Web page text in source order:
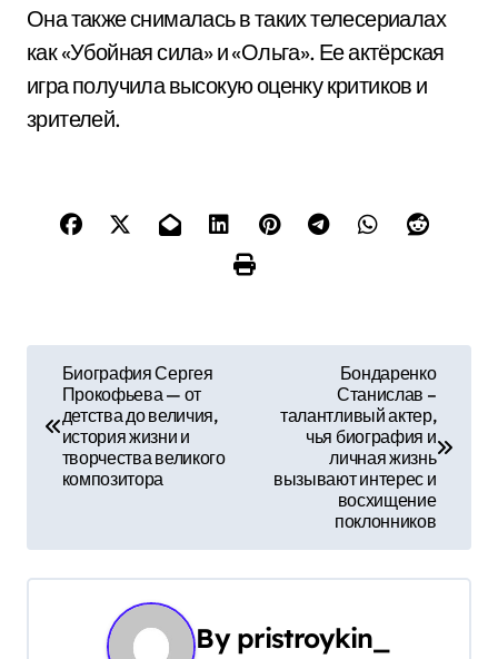
Она также снималась в таких телесериалах
как «Убойная сила» и «Ольга». Ее актёрская
игра получила высокую оценку критиков и
зрителей.
г
а
Биография Сергея
Прокофьева — от
детства до величия,
история жизни и
творчества великого
композитора
Бондаренко
Станислав –
талантливый актер,
чья биография и
личная жизнь
вызывают интерес и
восхищение
поклонников
By pristroykin_